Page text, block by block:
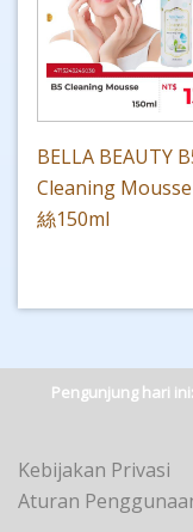
BELLA BEAUTY
Cleaning
絲150ml
Pengunjung hari ini:
Kebijakan Privasi
Aturan